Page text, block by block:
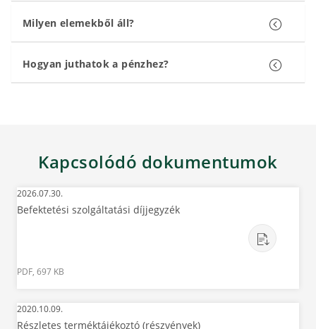
Milyen elemekből áll?
Hogyan juthatok a pénzhez?
Kapcsolódó dokumentumok
2026.07.30.
Befektetési szolgáltatási díjjegyzék
PDF, 697 KB
2020.10.09.
Részletes terméktájékoztó (részvények)